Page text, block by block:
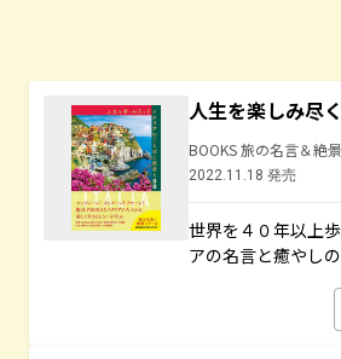
人生を楽しみ尽
BOOKS 旅の名言＆絶景
2022.11.18 発売
世界を４０年以上
アの名言と癒やし